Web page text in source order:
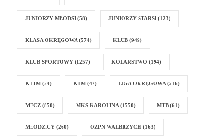
JUNIORZY MŁODSI (58) JUNIORZY STARSI (123)
KLASA OKRĘGOWA (574) KLUB (949)
KLUB SPORTOWY (1257) KOLARSTWO (194)
KTJM (24) KTM (47) LIGA OKRĘGOWA (516)
MECZ (850) MKS KAROLINA (1550) MTB (61)
MŁODZICY (260) OZPN WAŁBRZYCH (163)